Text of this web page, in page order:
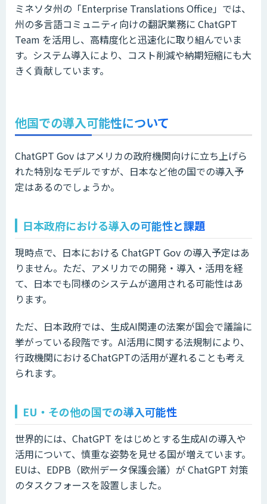
ミネソタ州の「Enterprise Translations Office」では、
州の多言語コミュニティ向けの翻訳業務に ChatGPT
Team を活用し、高精度化と迅速化に取り組んでいま
す。システム導入により、コスト削減や納期短縮にも大
きく貢献しています。
他国での導入可能性について
ChatGPT Gov はアメリカの政府機関向けに立ち上げら
れた特別なモデルですが、日本など他の国での導入予
定はあるのでしょうか。
日本政府における導入の可能性と課題
現時点で、日本における ChatGPT Gov の導入予定はあ
りません。ただ、アメリカでの開発・導入・活用を経
て、日本でも同様のシステムが適用される可能性はあ
ります。
ただ、日本政府では、生成AI関連の法案が国会で議論に
挙がっている段階です。AI活用に関する法規制により、
行政機関におけるChatGPTの活用が遅れることも考え
られます。
EU・その他の国での導入可能性
世界的には、ChatGPT をはじめとする生成AIの導入や
活用について、慎重な姿勢を見せる国が増えています。
EUは、EDPB（欧州データ保護会議）が ChatGPT 対策
のタスクフォースを設置しました。